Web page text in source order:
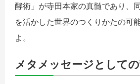
酵術」が寺田本家の真髄であり、
を活かした世界のつくりかたの可
よ。
メタメッセージとして